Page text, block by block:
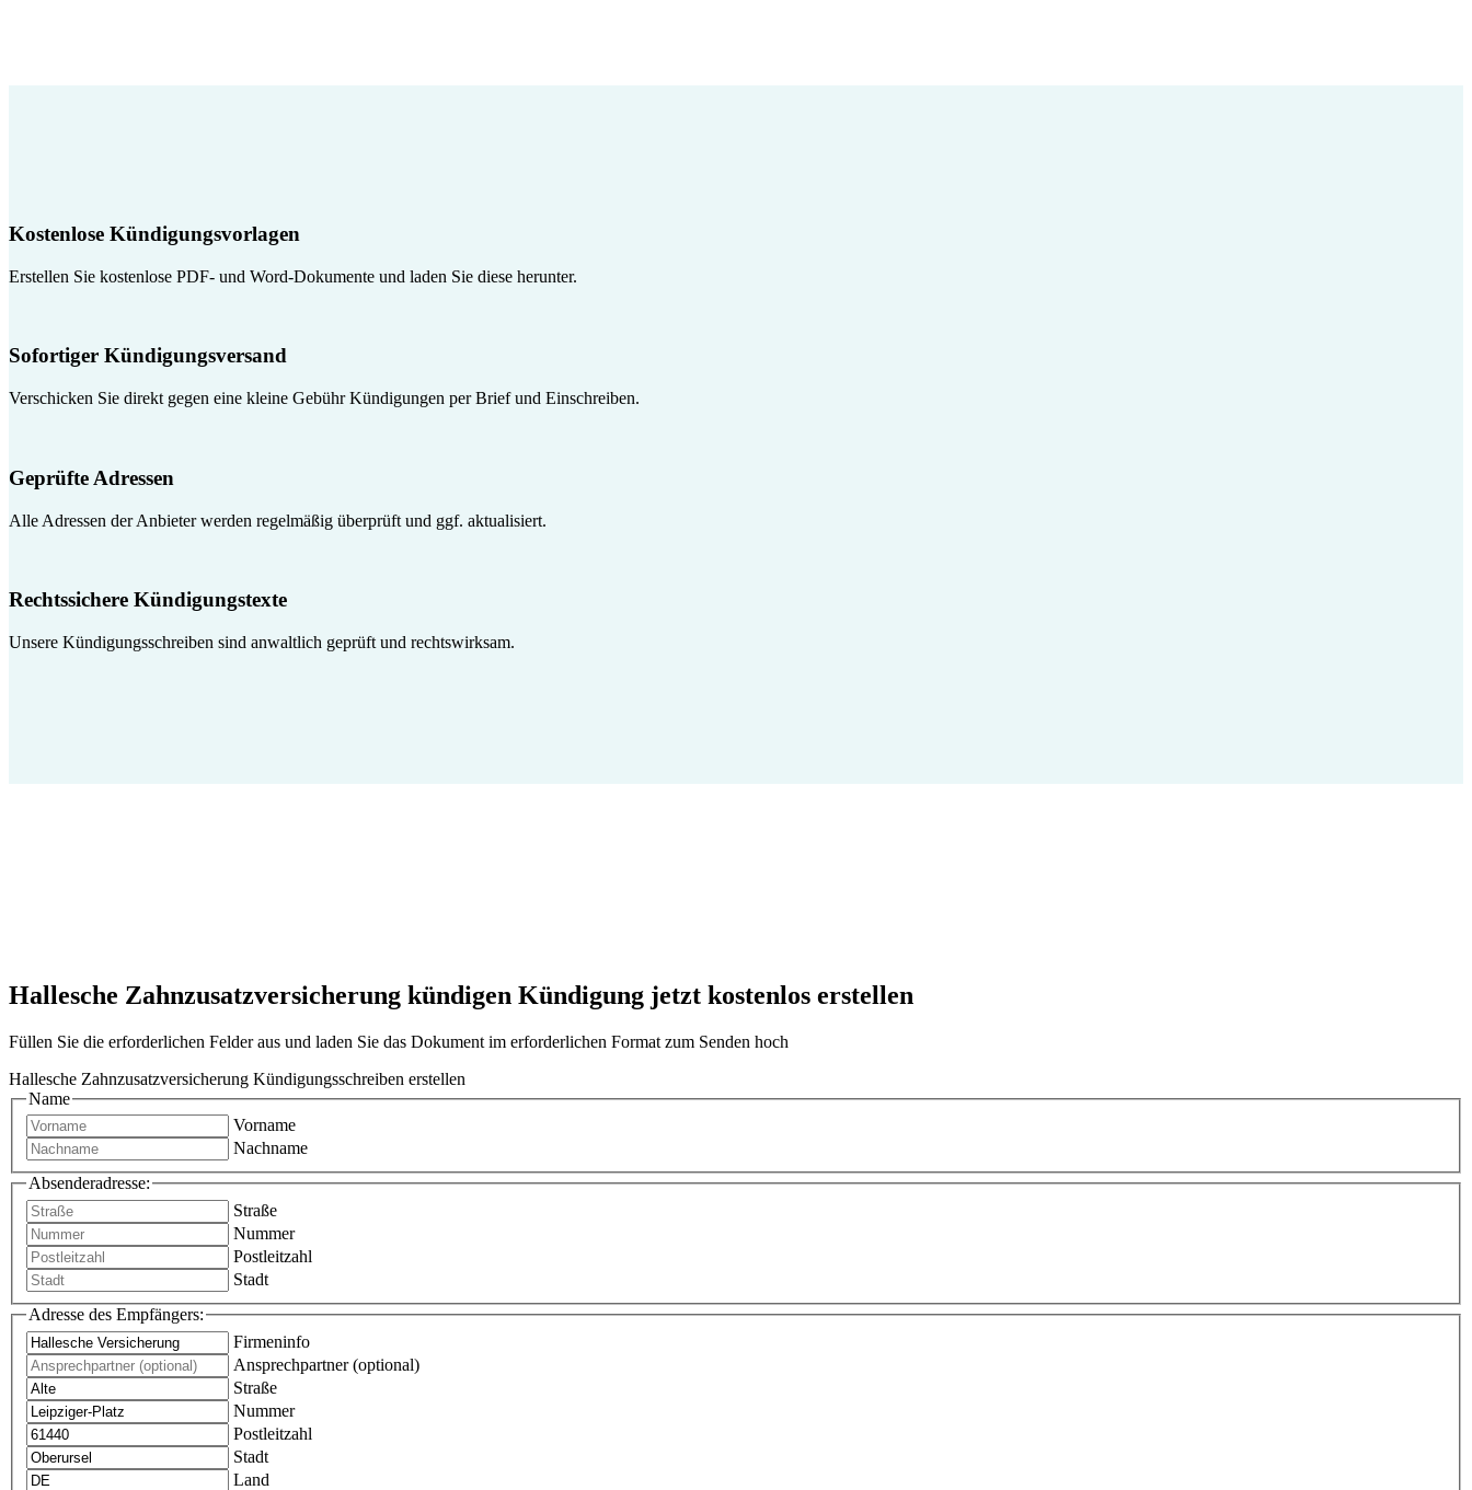
Kostenlose Kündigungsvorlagen
Erstellen Sie kostenlose PDF- und Word-Dokumente und laden Sie diese herunter.
Sofortiger Kündigungsversand
Verschicken Sie direkt gegen eine kleine Gebühr Kündigungen per Brief und Einschreiben.
Geprüfte Adressen
Alle Adressen der Anbieter werden regelmäßig überprüft und ggf. aktualisiert.
Rechtssichere Kündigungstexte
Unsere Kündigungsschreiben sind anwaltlich geprüft und rechtswirksam.
Hallesche Zahnzusatzversicherung kündigen Kündigung jetzt kostenlos erstellen
Füllen Sie die erforderlichen Felder aus und laden Sie das Dokument im erforderlichen Format zum Senden hoch
Hallesche Zahnzusatzversicherung Kündigungsschreiben erstellen
Name
Vorname
Nachname
Absenderadresse:
Straße
Nummer
Postleitzahl
Stadt
Adresse des Empfängers:
Firmeninfo
Ansprechpartner (optional)
Straße
Nummer
Postleitzahl
Stadt
Land